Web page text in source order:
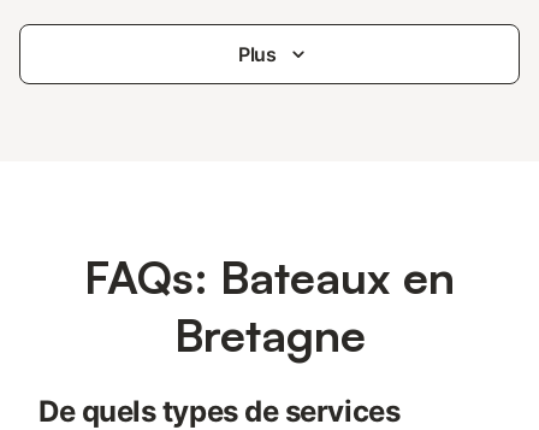
Plus
FAQs: Bateaux en
Bretagne
De quels types de services